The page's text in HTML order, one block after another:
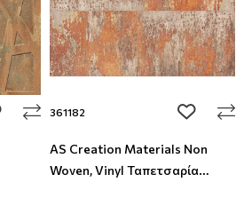
to wishlist
361182 add to
AS Creation Materials Non
Woven, Vinyl Ταπετσαρία